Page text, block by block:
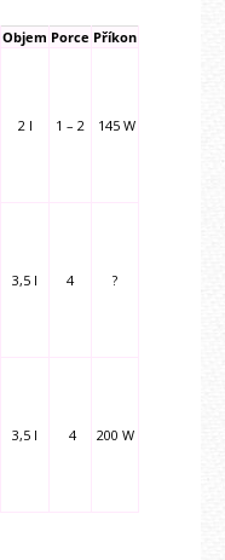
Objem Porce Příkon
2 l 1 – 2 145 W
3,5 l 4 ?
3,5 l 4 200 W